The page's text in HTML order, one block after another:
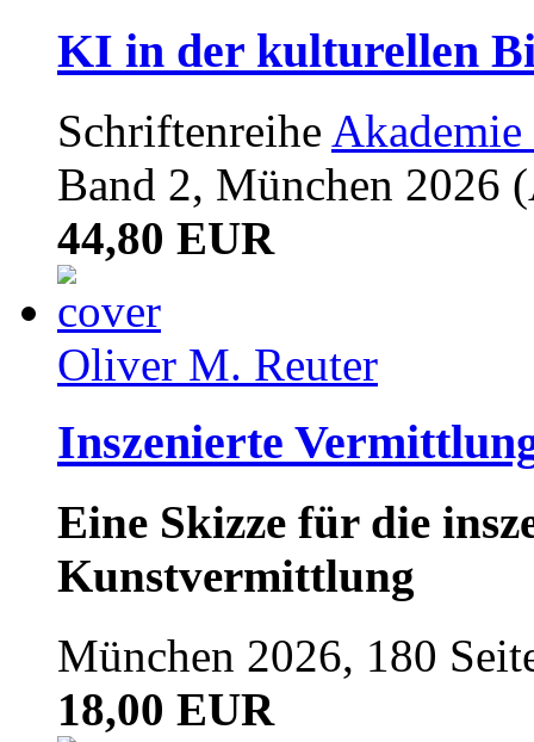
KI in der kulturellen
Schriftenreihe
Band 2, München 2026
44,80 EUR
Oliver M. Reuter
Inszenierte
Eine Skizze für die
Kunstvermittlung
München 2026, 180
18,00 EUR